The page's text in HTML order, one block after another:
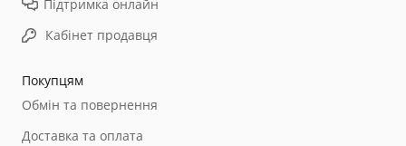
Покупцям
Обмін та повернення
Доставка та оплата
Підтримка онлайн
Кабінет продавця